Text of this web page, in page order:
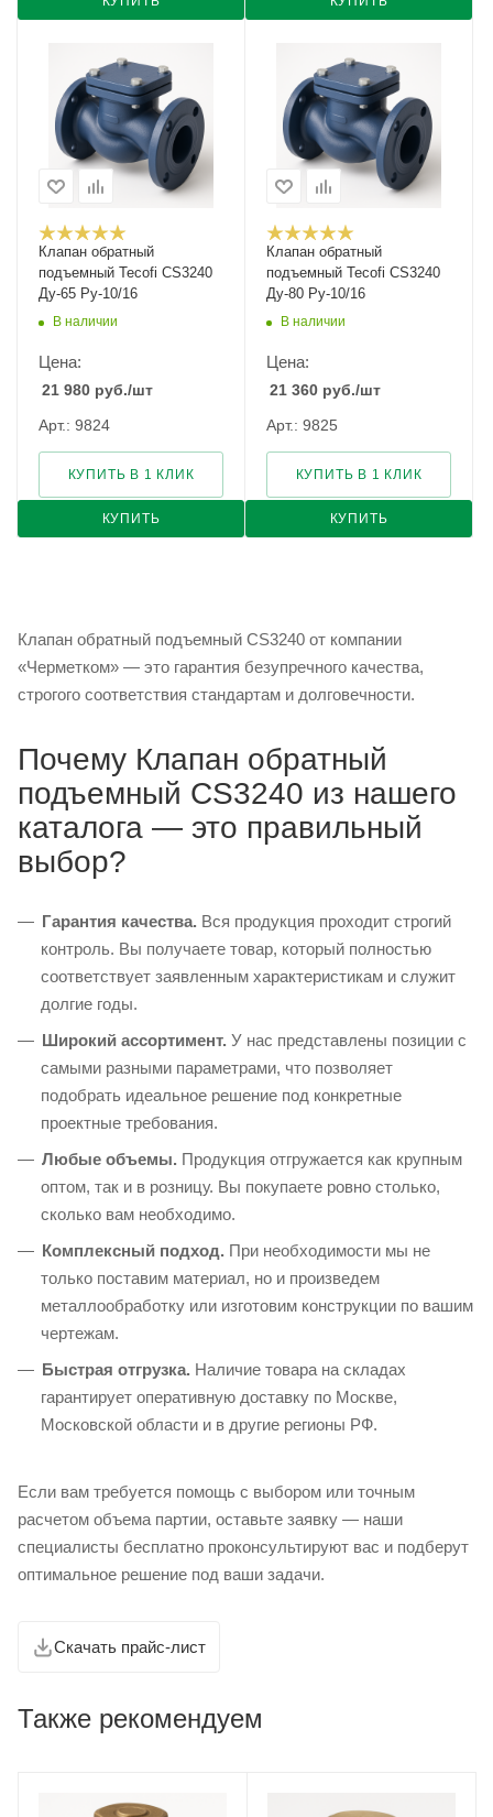
Клапан обратный
подъемный Tecofi CS3240
Ду-65 Ру-10/16
В наличии
Цена:
21 980 руб./шт
Арт.: 9824
КУПИТЬ
КУПИТЬ В 1 КЛИК
Клапан обратный
подъемный Tecofi CS3240
Ду-80 Ру-10/16
В наличии
Цена:
21 360 руб./шт
Арт.: 9825
КУПИТЬ
КУПИТЬ В 1 КЛИК
Клапан обратный подъемный CS3240 от компании
«Черметком» — это гарантия безупречного качества,
строгого соответствия стандартам и долговечности.
Почему Клапан обратный
подъемный CS3240 из нашего
каталога — это правильный
выбор?
Гарантия качества. Вся продукция проходит строгий
контроль. Вы получаете товар, который полностью
соответствует заявленным характеристикам и служит
долгие годы.
Широкий ассортимент. У нас представлены позиции с
самыми разными параметрами, что позволяет
подобрать идеальное решение под конкретные
проектные требования.
Любые объемы. Продукция отгружается как крупным
оптом, так и в розницу. Вы покупаете ровно столько,
сколько вам необходимо.
Комплексный подход. При необходимости мы не
только поставим материал, но и произведем
металлообработку или изготовим конструкции по вашим
чертежам.
Быстрая отгрузка. Наличие товара на складах
гарантирует оперативную доставку по Москве,
Московской области и в другие регионы РФ.
Если вам требуется помощь с выбором или точным
расчетом объема партии, оставьте заявку — наши
специалисты бесплатно проконсультируют вас и подберут
оптимальное решение под ваши задачи.
Скачать прайс-лист
Также рекомендуем